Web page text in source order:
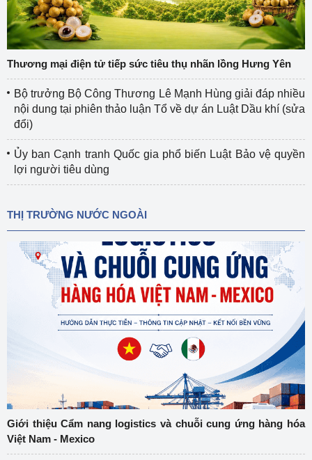
Thương mại điện tử tiếp sức tiêu thụ nhãn lồng Hưng Yên
Bộ trưởng Bộ Công Thương Lê Mạnh Hùng giải đáp nhiều
nội dung tại phiên thảo luận Tổ về dự án Luật Dầu khí (sửa
đổi)
Ủy ban Cạnh tranh Quốc gia phổ biến Luật Bảo vệ quyền
lợi người tiêu dùng
THỊ TRƯỜNG NƯỚC NGOÀI
Giới thiệu Cẩm nang logistics và chuỗi cung ứng hàng hóa
Việt Nam - Mexico